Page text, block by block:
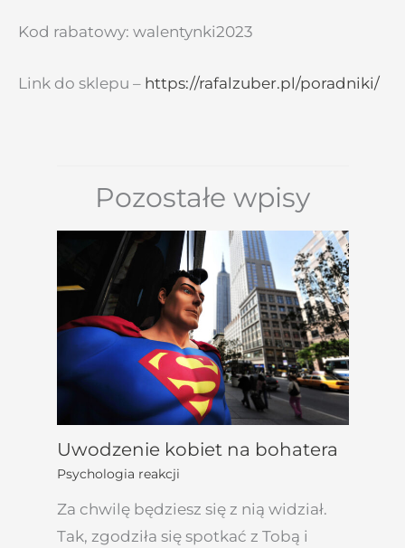
Kod rabatowy: walentynki2023
Link do sklepu – https://rafalzuber.pl/poradniki/
Pozostałe wpisy
Uwodzenie kobiet na bohatera
Psychologia reakcji
Za chwilę będziesz się z nią widział.
Tak, zgodziła się spotkać z Tobą i